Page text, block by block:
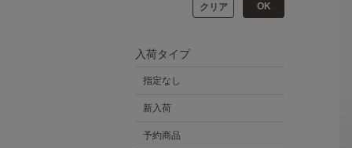
クリア OK
入荷タイプ
指定なし
新入荷
予約商品